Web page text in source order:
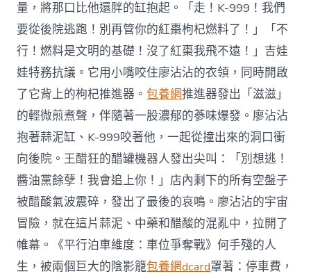
量，將那口比他還胖的缸抱起。「走！K-999！我們
要從後院逃跑！別再管你的紅棗枸杞燃料了！」「不
行！燃料是文明的基礎！沒了紅棗我飛不遠！」吉娃
娃特務抗議。它用小嘴咬住廖沾沾的衣領，同時開啟
了它背上的枸杞推進器。包養網推進器發出「滋滋」
的輕微煎煮聲，伴隨著一股濃郁的蔘味爆發。廖沾沾
抱著蒜泥缸、K-999咬著他，一起從撞出來的洞口衝
向後院。王醋狂的醋罐機器人發出尖叫：「別想逃！
醬油黨餘孽！我會追上你！」店內剩下的所有空盤子
被醋酸氣波震碎，發出了最後的哀鳴。廖沾沾的宇宙
冒險，就在這片蒜泥、中藥和醋酸的混亂中，拉開了
帷幕。《平行泊車維度：車位爭奪戰》何手殘的人
生，被兩個巨大的陰影籠包養網dcard罩著：停車費，